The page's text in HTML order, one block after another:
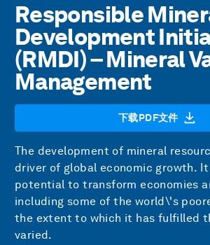
Responsible
Development
(RMDI) – Mineral
Management
下载PDF文件
The development of mineral
driver of global economic growth.
potential to transform economies
including some of the world\'s
the extent to which it has fulfilled
varied.